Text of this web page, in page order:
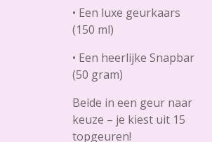
• Een luxe geurkaars
(150 ml)
• Een heerlijke Snapbar
(50 gram)
Beide in een geur naar
keuze – je kiest uit 15
topgeuren!